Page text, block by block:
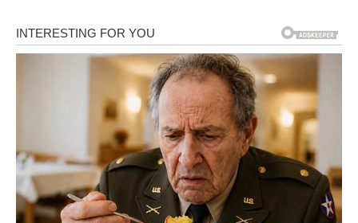
Novac i uspjeh dolaze onda kada
skoro izgubite vjeru
Finansijska situacija uskoro bi mogla postati mnogo bolja.